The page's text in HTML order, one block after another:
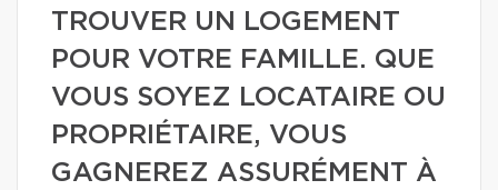
TROUVER UN LOGEMENT
POUR VOTRE FAMILLE. QUE
VOUS SOYEZ LOCATAIRE OU
PROPRIÉTAIRE, VOUS
GAGNEREZ ASSURÉMENT À